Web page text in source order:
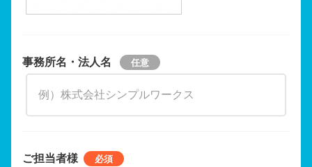
事務所名・法人名
ご担当者様